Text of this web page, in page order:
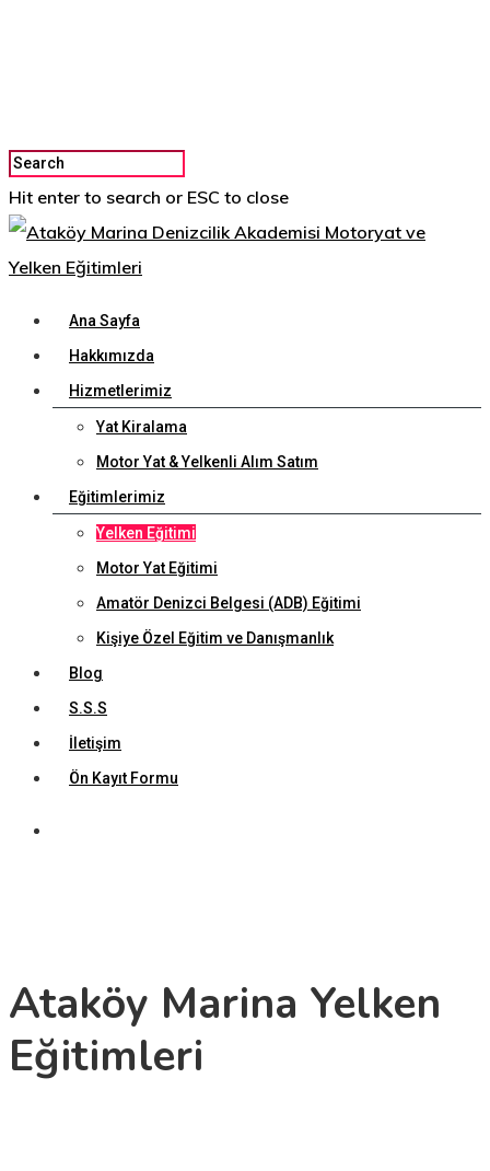
Hit enter to search or ESC to close
Ana Sayfa
Hakkımızda
Hizmetlerimiz
Yat Kiralama
Motor Yat & Yelkenli Alım Satım
Eğitimlerimiz
Yelken Eğitimi
Motor Yat Eğitimi
Amatör Denizci Belgesi (ADB) Eğitimi
Kişiye Özel Eğitim ve Danışmanlık
Blog
S.S.S
İletişim
Ön Kayıt Formu
Ataköy Marina Yelken
Eğitimleri